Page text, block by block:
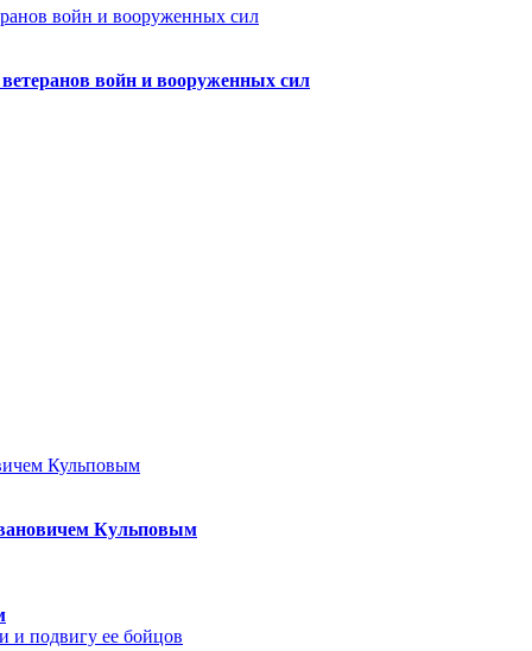
войн и вооруженных сил
Кульповым